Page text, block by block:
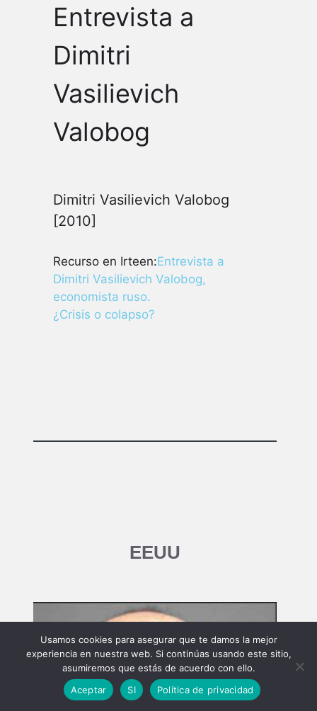
Entrevista a
Dimitri
Vasilievich
Valobog
Dimitri Vasilievich Valobog
[2010]
Recurso en Irteen:Entrevista a
Dimitri Vasilievich Valobog,
economista ruso.
¿Crisis o colapso?
EEUU
Usamos cookies para asegurar que te damos la mejor
experiencia en nuestra web. Si continúas usando este sitio,
asumiremos que estás de acuerdo con ello.
Aceptar
SI Política de privacidad